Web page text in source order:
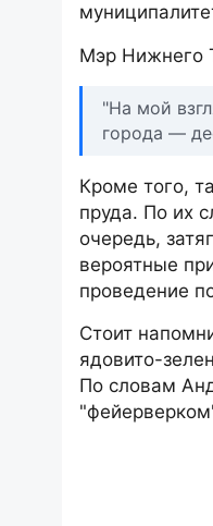
Мэр Нижнего
"На мой
города —
Кроме того,
пруда. По их
очередь,
вероятные
проведение
Стоит
ядовито-
По словам